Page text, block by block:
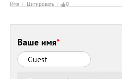
Имя Цитировать 0
Ваше имя*